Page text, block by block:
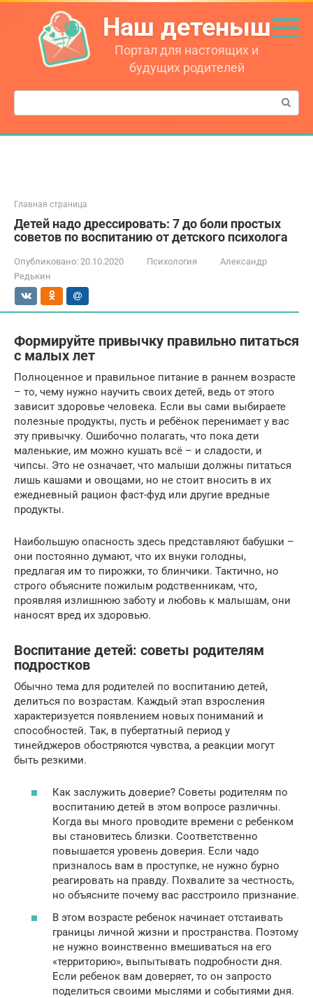
Перейти
контенту
Наш детеныш
Портал для настоящих и
будущих родителей
Поиск:
Главная страница
Детей надо дрессировать: 7 до боли простых
советов по воспитанию от детского психолога
Опубликовано: 20.10.2020 Психология
Александр
Редькин
Формируйте привычку правильно питаться
с малых лет
Полноценное и правильное питание в раннем возрасте
– то, чему нужно научить своих детей, ведь от этого
зависит здоровье человека. Если вы сами выбираете
полезные продукты, пусть и ребёнок перенимает у вас
эту привычку. Ошибочно полагать, что пока дети
маленькие, им можно кушать всё – и сладости, и
чипсы. Это не означает, что малыши должны питаться
лишь кашами и овощами, но не стоит вносить в их
ежедневный рацион фаст-фуд или другие вредные
продукты.
Наибольшую опасность здесь представляют бабушки –
они постоянно думают, что их внуки голодны,
предлагая им то пирожки, то блинчики. Тактично, но
строго объясните пожилым родственникам, что,
проявляя излишнюю заботу и любовь к малышам, они
наносят вред их здоровью.
Воспитание детей: советы родителям
подростков
Обычно тема для родителей по воспитанию детей,
делиться по возрастам. Каждый этап взросления
характеризуется появлением новых пониманий и
способностей. Так, в пубертатный период у
тинейджеров обостряются чувства, а реакции могут
быть резкими.
Как заслужить доверие? Советы родителям по
воспитанию детей в этом вопросе различны.
Когда вы много проводите времени с ребенком
вы становитесь близки. Соответственно
повышается уровень доверия. Если чадо
призналось вам в проступке, не нужно бурно
реагировать на правду. Похвалите за честность,
но объясните почему вас расстроило признание.
В этом возрасте ребенок начинает отстаивать
границы личной жизни и пространства. Поэтому
не нужно воинственно вмешиваться на его
«территорию», выпытывать подробности дня.
Если ребенок вам доверяет, то он запросто
поделиться своими мыслями и событиями дня.